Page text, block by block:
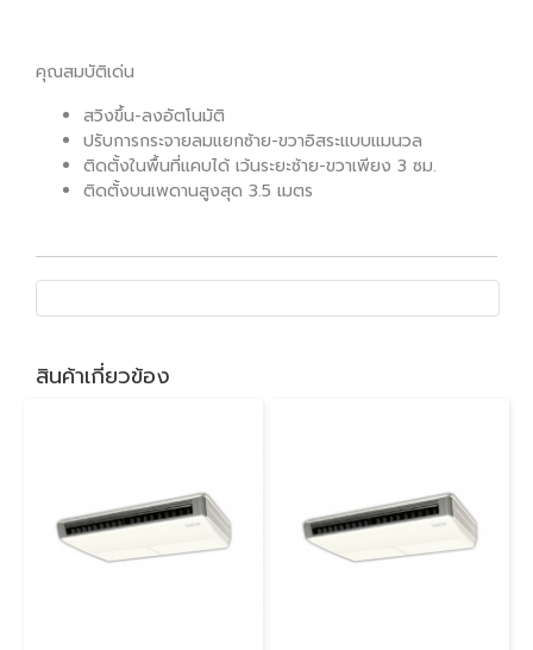
คุณสมบัติเด่น
สวิงขึ้น-ลงอัตโนมัติ
ปรับการกระจายลมแยกซ้าย-ขวาอิสระแบบแมนวล
ติดตั้งในพื้นที่แคบได้ เว้นระยะซ้าย-ขวาเพียง 3 ซม.
ติดตั้งบนเพดานสูงสุด 3.5 เมตร
สินค้าเกี่ยวข้อง